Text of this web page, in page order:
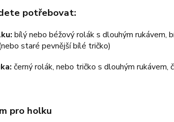
potřebovat:
bílý nebo béžový rolák s dlouhým rukávem,
staré pevnější bílé tričko)
černý rolák, nebo tričko s dlouhým
pro holku